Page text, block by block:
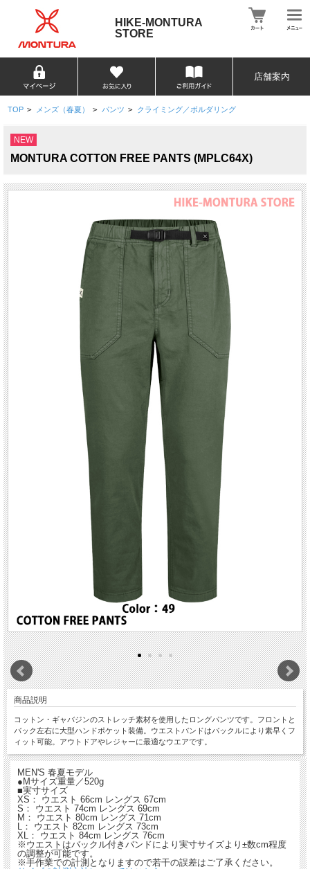
HIKE-MONTURA
STORE
店舗案内
TOP > メンズ（春夏） > パンツ > クライミング／ボルダリング
NEW
MONTURA COTTON FREE PANTS (MPLC64X)
商品説明
コットン・ギャバジンのストレッチ素材を使用したロングパンツです。フロントと
バック左右に大型ハンドポケット装備。ウエストバンドはバックルにより素早くフ
ィット可能。アウトドアやレジャーに最適なウエアです。
MEN'S 春夏モデル
●Mサイズ重量／520g
■実寸サイズ
XS： ウエスト 66cm レングス 67cm
S： ウエスト 74cm レングス 69cm
M： ウエスト 80cm レングス 71cm
L： ウエスト 82cm レングス 73cm
XL： ウエスト 84cm レングス 76cm
※ウエストはバックル付きバンドにより実寸サイズより±数cm程度
の調整が可能です。
※手作業での計測となりますので若干の誤差はご了承ください。